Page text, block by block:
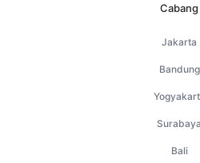
Cabang
Jakarta
Bandung
Surabaya
Bali